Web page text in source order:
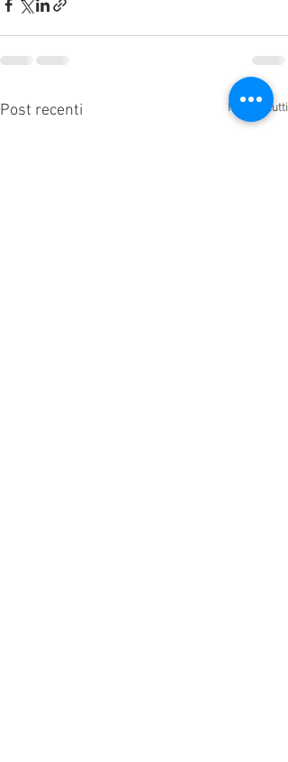
Post recenti Mostra tutti